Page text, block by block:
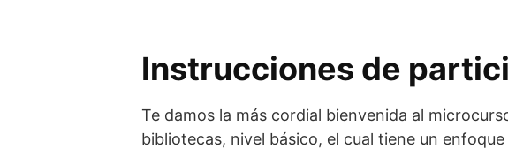
Instrucciones de
Te damos la más cordial bienvenida al
bibliotecas, nivel básico, el cual tiene un